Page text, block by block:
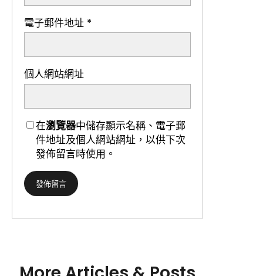
電子郵件地址 *
個人網站網址
在瀏覽器中儲存顯示名稱、電子郵
件地址及個人網站網址，以供下次
發佈留言時使用。